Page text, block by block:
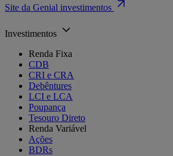
Site da Genial investimentos
Investimentos
Renda Fixa
CDB
CRI e CRA
Debêntures
LCI e LCA
Poupança
Tesouro Direto
Renda Variável
Ações
BDRs